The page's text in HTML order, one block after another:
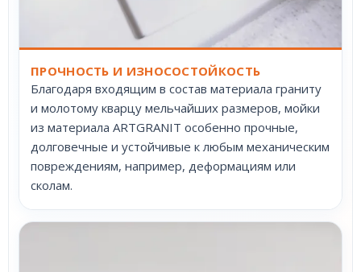
ПРОЧНОСТЬ И ИЗНОСОСТОЙКОСТЬ
Благодаря входящим в состав материала граниту
и молотому кварцу мельчайших размеров, мойки
из материала ARTGRANIT особенно прочные,
долговечные и устойчивые к любым механическим
повреждениям, например, деформациям или
сколам.